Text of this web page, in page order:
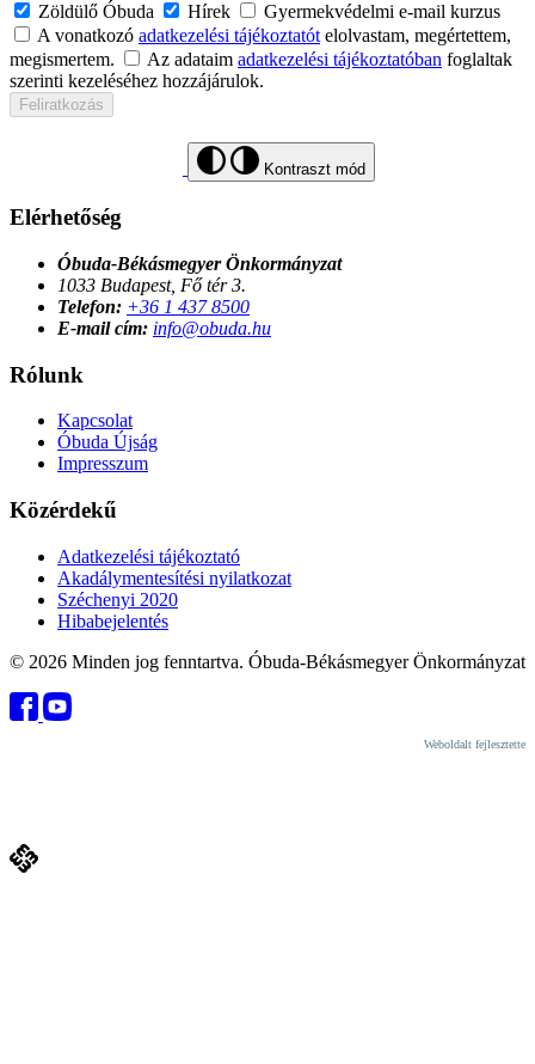
Zöldülő Óbuda Hírek
Gyermekvédelmi e-mail kurzus
A vonatkozó adatkezelési tájékoztatótelolvastam, megértettem,
megismertem.
Az adataim adatkezelési tájékoztatóban foglaltak
szerinti kezeléséhez hozzájárulok.
Feliratkozás
Kontraszt mód
Elérhetőség
Óbuda-Békásmegyer Önkormányzat
1033 Budapest, Fő tér 3.
Telefon: +36 1 437 8500
E-mail cím: info@obuda.hu
Rólunk
Kapcsolat
Óbuda Újság
Impresszum
Közérdekű
Adatkezelési tájékoztató
Akadálymentesítési nyilatkozat
Széchenyi 2020
Hibabejelentés
© 2026 Minden jog fenntartva. Óbuda-Békásmegyer Önkormányzat
Weboldalt fejlesztette